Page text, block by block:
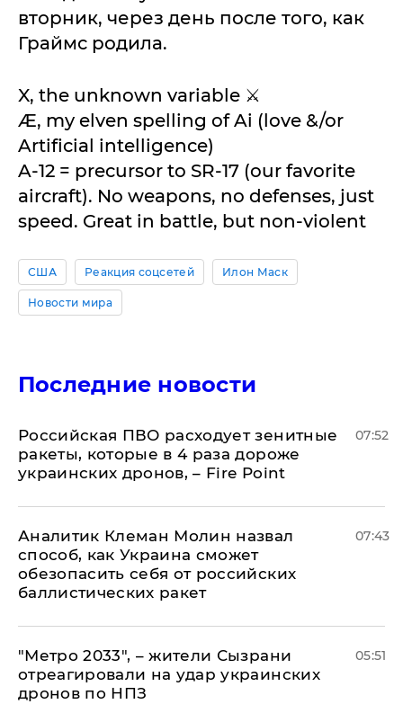
вторник, через день после того, как
Граймс родила.
X, the unknown variable ⚔️
Æ, my elven spelling of Ai (love &/or
Artificial intelligence)
A-12 = precursor to SR-17 (our favorite
aircraft). No weapons, no defenses, just
speed. Great in battle, but non-violent
США Реакция соцсетей Илон Маск
Новости мира
Последние новости
Российская ПВО расходует зенитные
ракеты, которые в 4 раза дороже
украинских дронов, – Fire Point
07:52
Аналитик Клеман Молин назвал
способ, как Украина сможет
обезопасить себя от российских
баллистических ракет
07:43
"Метро 2033", – жители Сызрани
отреагировали на удар украинских
дронов по НПЗ
05:51